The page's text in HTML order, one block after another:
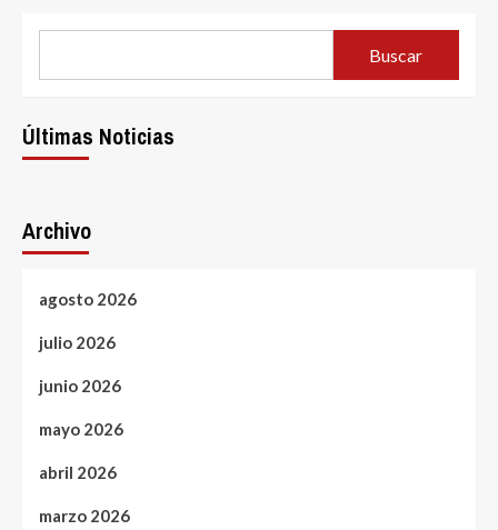
Buscar
Últimas Noticias
Archivo
agosto 2026
julio 2026
junio 2026
mayo 2026
abril 2026
marzo 2026